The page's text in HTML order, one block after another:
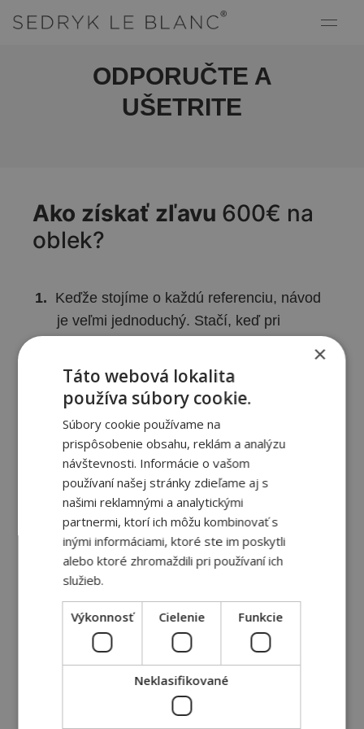
ODPORUČTE A
UŠETRITE
Ako získať zľavu 600€ na
oblek?
Keďže stojíme o každú referenciu, návod
je veľmi jednoduchý. Stačí, keď pri
sebou aspoň 4 vašich známych,
prípadne odporúčite oblek komukoľvek,
kto s vami ide na svadbu (nie je nutné,
aby ste prišli spolu).
Následne stačí, aby ste predložili doklad,
že každý z vašej referencie si u nás
zakúpil aspoň jeden oblek + akýkoľvek
doplnok k nemu (motýlik, kravata,
košeľa, opasok).
V každom prípade, nie je dôležité či ste
si oblek kúpili skôr ako vaši známy.
Pokiaľ sa tak stalo, vrátime vám sumu za
váš nový oblek tak, aby vás stál len 99€.
V prípade, že si oblek budete kupovať
×
Táto webová lokalita
používa súbory cookie.
Súbory cookie používame na
prispôsobenie obsahu, reklám a analýzu
návštevnosti. Informácie o vašom
používaní našej stránky zdieľame aj s
našimi reklamnými a analytickými
partnermi, ktorí ich môžu kombinovať s
inými informáciami, ktoré ste im poskytli
alebo ktoré zhromaždili pri používaní ich
služieb.
Výkonnosť Cielenie Funkcie
Neklasifikované